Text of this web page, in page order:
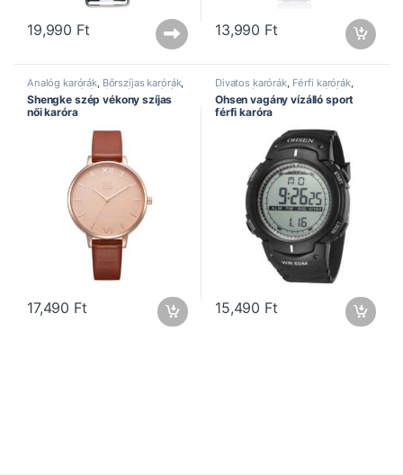
19,990 Ft 13,990 Ft
Analóg karórák Bőrszíjas karórák,
Divatos karórák, Elegáns karórák ,
Női karórák,Shengke óra
Shengke szép vékony szíjas
női karóra
17,490 Ft
Divatos karórák, Férfi karórák,
Ohsen óra Sportos karórák
Vízálló karórák
Ohsen vagány vízálló sport
férfi karóra
15,490 Ft